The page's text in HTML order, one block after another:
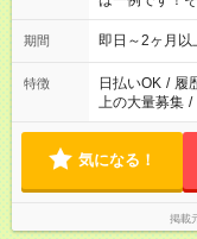
期間 即日～2ヶ月
特徴 日払いOK / 履
上の大量募集 /
気になる！
掲載